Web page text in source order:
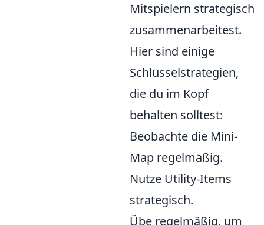
Mitspielern strategisch
zusammenarbeitest.
Hier sind einige
Schlüsselstrategien,
die du im Kopf
behalten solltest:
Beobachte die Mini-
Map regelmäßig.
Nutze Utility-Items
strategisch.
Übe regelmäßig, um